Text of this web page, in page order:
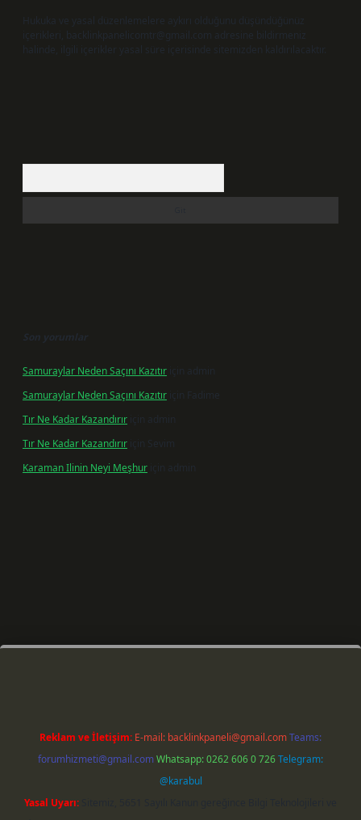
Hukuka ve yasal düzenlemelere aykırı olduğunu düşündüğünüz
içerikleri, backlinkpanelicomtr@gmail.com adresine bildirmeniz
halinde, ilgili içerikler yasal süre içerisinde sitemizden kaldırılacaktır.
Son yorumlar
Samuraylar Neden Saçını Kazıtır için
admin
Samuraylar Neden Saçını Kazıtır için
Fadime
Tır Ne Kadar Kazandırır için
admin
Tır Ne Kadar Kazandırır için Sevim
Karaman Ilinin Neyi Meşhur için admin
Reklam ve İletişim: E-mail: backlinkpaneli@gmail.comTeams:
forumhizmeti@gmail.comWhatsapp: 0262 606 0 726Telegram:
@karabul
Yasal Uyarı: